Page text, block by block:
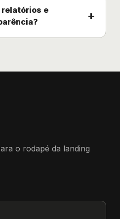
relatórios e
+
o rodapé da landing